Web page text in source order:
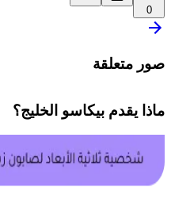
0
صور متعلقة
ماذا يقدم بيكاسو الخليج؟